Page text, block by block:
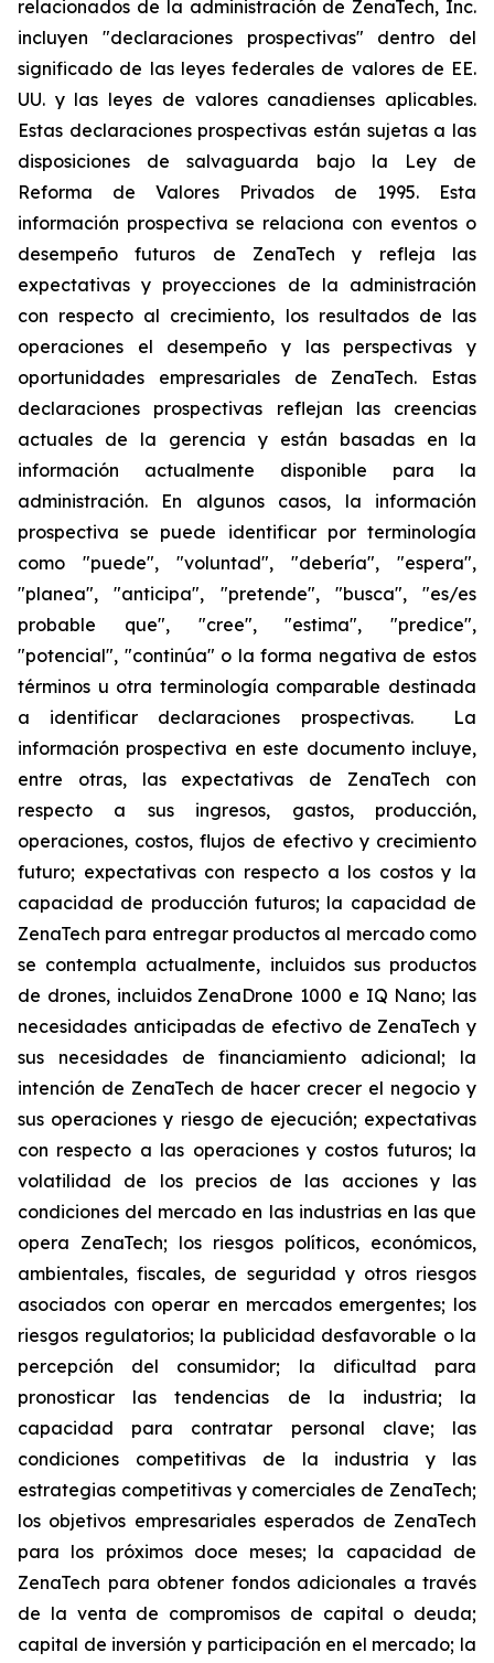
relacionados de la administración de ZenaTech, Inc.
incluyen "declaraciones prospectivas" dentro del
significado de las leyes federales de valores de EE.
UU. y las leyes de valores canadienses aplicables.
Estas declaraciones prospectivas están sujetas a las
disposiciones de salvaguarda bajo la Ley de
Reforma de Valores Privados de 1995. Esta
información prospectiva se relaciona con eventos o
desempeño futuros de ZenaTech y refleja las
expectativas y proyecciones de la administración
con respecto al crecimiento, los resultados de las
operaciones el desempeño y las perspectivas y
oportunidades empresariales de ZenaTech. Estas
declaraciones prospectivas reflejan las creencias
actuales de la gerencia y están basadas en la
información actualmente disponible para la
administración. En algunos casos, la información
prospectiva se puede identificar por terminología
como "puede", "voluntad", "debería", "espera",
"planea", "anticipa", "pretende", "busca", "es/es
probable que", "cree", "estima", "predice",
"potencial", "continúa" o la forma negativa de estos
términos u otra terminología comparable destinada
a identificar declaraciones prospectivas. La
información prospectiva en este documento incluye,
entre otras, las expectativas de ZenaTech con
respecto a sus ingresos, gastos, producción,
operaciones, costos, flujos de efectivo y crecimiento
futuro; expectativas con respecto a los costos y la
capacidad de producción futuros; la capacidad de
ZenaTech para entregar productos al mercado como
se contempla actualmente, incluidos sus productos
de drones, incluidos ZenaDrone 1000 e IQ Nano; las
necesidades anticipadas de efectivo de ZenaTech y
sus necesidades de financiamiento adicional; la
intención de ZenaTech de hacer crecer el negocio y
sus operaciones y riesgo de ejecución; expectativas
con respecto a las operaciones y costos futuros; la
volatilidad de los precios de las acciones y las
condiciones del mercado en las industrias en las que
opera ZenaTech; los riesgos políticos, económicos,
ambientales, fiscales, de seguridad y otros riesgos
asociados con operar en mercados emergentes; los
riesgos regulatorios; la publicidad desfavorable o la
percepción del consumidor; la dificultad para
pronosticar las tendencias de la industria; la
capacidad para contratar personal clave; las
condiciones competitivas de la industria y las
estrategias competitivas y comerciales de ZenaTech;
los objetivos empresariales esperados de ZenaTech
para los próximos doce meses; la capacidad de
ZenaTech para obtener fondos adicionales a través
de la venta de compromisos de capital o deuda;
capital de inversión y participación en el mercado; la